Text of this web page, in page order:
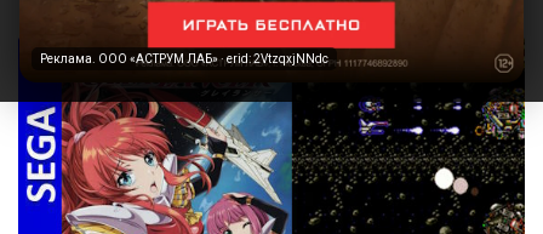
Реклама. ООО «АСТРУМ ЛАБ» · erid: 2VtzqxjNNdc
Реклама. ООО «АСТРУМ ЛАБ» · erid: 2VtzqxjNNdc